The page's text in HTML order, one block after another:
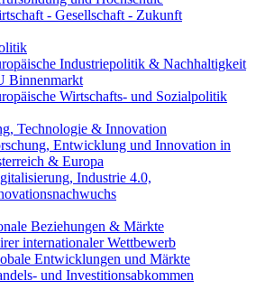
- Gesellschaft - Zukunft
Industriepolitik & Nachhaltigkeit
Binnenmarkt
Wirtschafts- und Sozialpolitik
Technologie & Innovation
Entwicklung und Innovation in
& Europa
Industrie 4.0,
Beziehungen & Märkte
internationaler Wettbewerb
Entwicklungen und Märkte
und Investitionsabkommen